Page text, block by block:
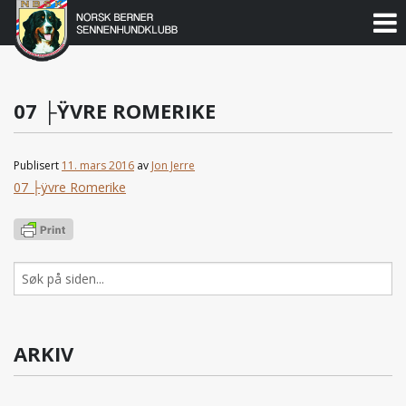
Gå
innholdet
Norsk
Berner
Sennenhundklubb
07 ├ŸVRE ROMERIKE
Publisert 11. mars 2016 av Jon Jerre
07 ├ÿvre Romerike
Søk
ARKIV